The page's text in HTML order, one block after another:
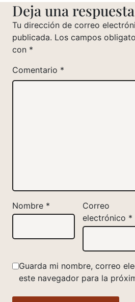
Deja una respuesta
Tu dirección de correo
publicada. Los campos
con *
Comentario *
Nombre *
Correo
electrónico *
Guarda mi nombre, correo
este navegador para la